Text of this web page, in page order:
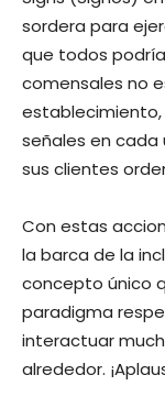
sordera para
que todos
comensales no
señales en cada
sus clientes
Con estas
la barca de la
concepto único
paradigma
interactuar
alrededor.